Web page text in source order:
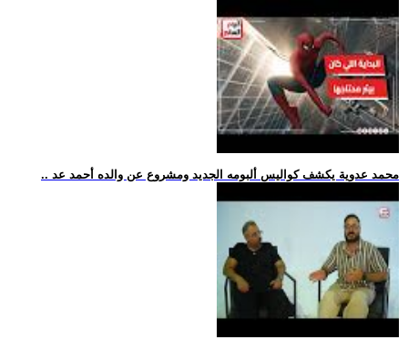
.. محمد عدوية يكشف كواليس ألبومه الجديد ومشروع عن والده أحمد عد